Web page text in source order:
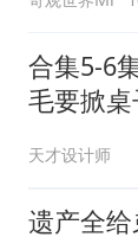
合集5-6
毛要掀桌
天才设计师
遗产全